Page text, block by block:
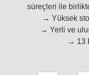
süreçleri ile
→ Yüksek
→ Yerli ve
→ 13